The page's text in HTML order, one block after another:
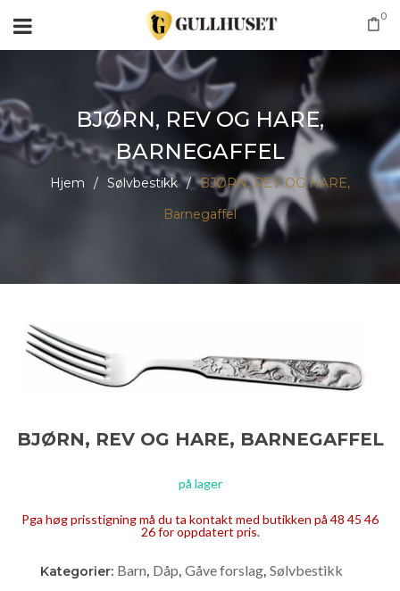
0
BJØRN, REV OG HARE,
BARNEGAFFEL
Hjem / Sølvbestikk / BJØRN, REV OG HARE,
Barnegaffel
BJØRN, REV OG HARE, BARNEGAFFEL
på lager
Pga høg prisstigning må du ta kontakt med butikken på 48 45 46
26 for oppdatert pris.
Kategorier: Barn, Dåp, Gåve forslag, Sølvbestikk